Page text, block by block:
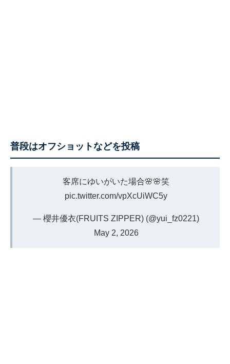
普段はオフショットなどを投稿
客席にゆいがいた場合🌸🌸笑
pic.twitter.com/vpXcUiWC5y
— 櫻井優衣(FRUITS ZIPPER) (@yui_fz0221)
May 2, 2026